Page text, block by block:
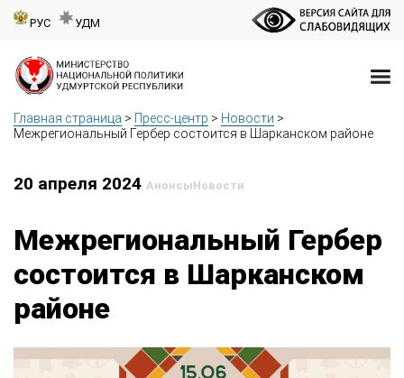
РУС УДМ
Главная страница > Пресс-центр > Новости >
Межрегиональный Гербер состоится в Шарканском районе
20 апреля 2024 АнонсыНовости
Межрегиональный Гербер
состоится в Шарканском
районе